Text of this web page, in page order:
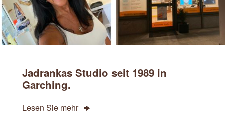
Jadrankas Studio seit 1989 in
Garching.
Lesen Sie mehr